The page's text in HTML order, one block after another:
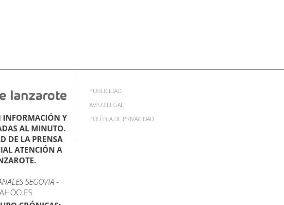
INFORMACIÓN Y
AL MINUTO.
DE LA PRENSA
ATENCIÓN A
SEGOVIA -
PUBLICIDAD
AVISO LEGAL
POLÍTICA DE PRIVACIDAD